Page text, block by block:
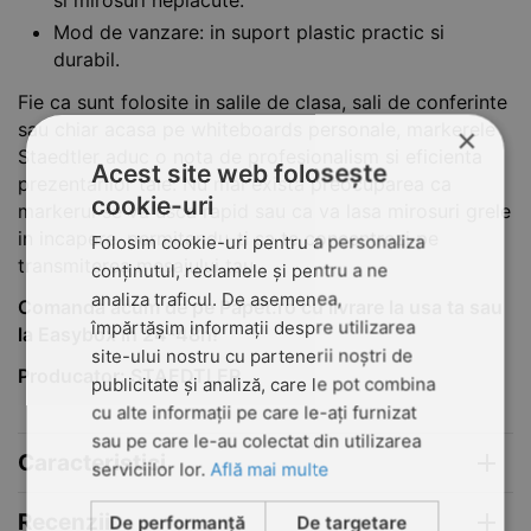
Mod de vanzare: in suport plastic practic si
durabil.
Fie ca sunt folosite in salile de clasa, sali de conferinte
sau chiar acasa pe whiteboards personale, markerele
Staedtler aduc o nota de profesionalism si eficienta
prezentarilor tale. Nu mai exista preocuparea ca
markerul se va usca rapid sau ca va lasa mirosuri grele
in incapere, permitandu-ti sa te concentrezi pe
transmiterea mesajului tau.
Comanda acum de pe Papet.ro cu livrare la usa ta sau
la Easybox in 24-48h!
Producator: STAEDTLER
Caracteristici
Recenzii
×
Acest site web folosește
cookie-uri
Folosim cookie-uri pentru a personaliza
conținutul, reclamele și pentru a ne
analiza traficul. De asemenea,
împărtășim informații despre utilizarea
site-ului nostru cu partenerii noștri de
publicitate și analiză, care le pot combina
cu alte informații pe care le-ați furnizat
sau pe care le-au colectat din utilizarea
serviciilor lor.Află mai multe
De performanță De targetare